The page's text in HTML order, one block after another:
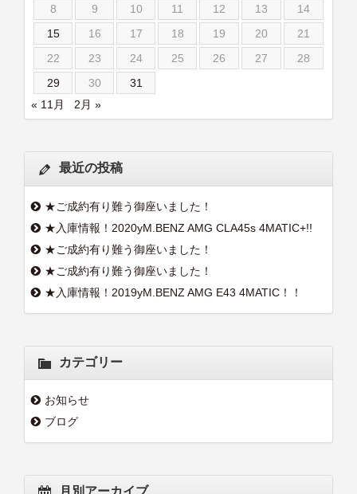
8
9 10 11 12 13
14
15
16 17 18 19 20
21
22
23 24 25 26 27
28
29
30
31
« 11月
2月 »
最近の投稿
★ご成約有り難う御座いました！
★入庫情報！2020yM.BENZ AMG CLA45s 4MATIC+!!
★ご成約有り難う御座いました！
★ご成約有り難う御座いました！
★入庫情報！2019yM.BENZ AMG E43 4MATIC！！
カテゴリー
お知らせ
ブログ
月別アーカイブ